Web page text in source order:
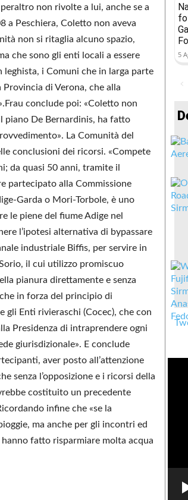
non rivolte a lui, anche se a
a Peschiera, Coletto non aveva
non si ritaglia alcuno spazio,
che sono gli enti locali a essere
leghista, i Comuni che in larga parte
di Verona, che alla
conclude poi: «Coletto non
piano De Bernardinis, ha fatto
La Comunità del
conclusioni dei ricorsi. «Compete
da quasi 50 anni, tramite il
partecipato alla Commissione
Garda o Mori-Torbole, è uno
le piene del fiume Adige nel
l’ipotesi alternativa di bypassare
industriale Biffis, per servire in
il cui utilizzo promiscuo
pianura direttamente e senza
in forza del principio di
gli Enti rivieraschi (Cocec), che con
Presidenza di intraprendere ogni
giurisdizionale». E conclude
aver posto all’attenzione
senza l’opposizione e i ricorsi della
costituito un precedente
infine che «se la
ma anche per gli incontri ed
fatto risparmiare molta acqua
5